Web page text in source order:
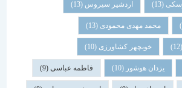
اردشیر سیروس(13)
مهدی محمودی(13)
خوبچهر کشاورزی(10)
هوشور(10) فاطمه عباسی(9)